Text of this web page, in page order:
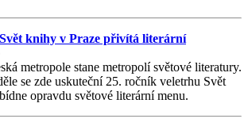
knihy v Praze přivítá literární
metropole stane metropolí světové literatury.
se zde uskuteční 25. ročník veletrhu Svět
opravdu světové literární menu.